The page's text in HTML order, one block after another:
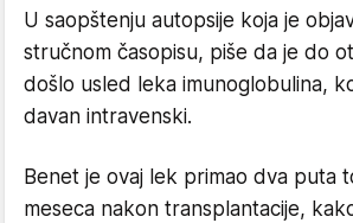
U saopštenju autopsije koja je
stručnom časopisu, piše da je do
došlo usled leka imunoglobulina,
davan intravenski.
Benet je ovaj lek primao dva puta
meseca nakon transplantacije,